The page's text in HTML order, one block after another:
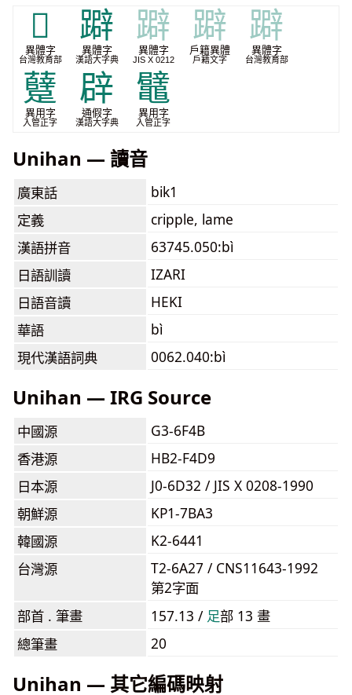
𣦢
異體字
台灣教育部
躃
異體字
漢語大字典
躃
異體字
JIS X 0212
躃
戶籍異體
戶籍文字
躃
異體字
台灣教育部
躠
異用字
入管正字
辟
通假字
漢語大字典
鼊
異用字
入管正字
Unihan — 讀音
廣東話
bik1
定義
cripple, lame
漢語拼音
63745.050:bì
日語訓讀
IZARI
日語音讀
HEKI
華語
bì
現代漢語詞典
0062.040:bì
Unihan — IRG Source
中國源
G3-6F4B
香港源
HB2-F4D9
日本源
J0-6D32 / JIS X 0208-1990
朝鮮源
KP1-7BA3
韓國源
K2-6441
台灣源
T2-6A27 / CNS11643-1992
第2字面
部首 . 筆畫
157.13 / ⾜部 13 畫
總筆畫
20
Unihan — 其它編碼映射